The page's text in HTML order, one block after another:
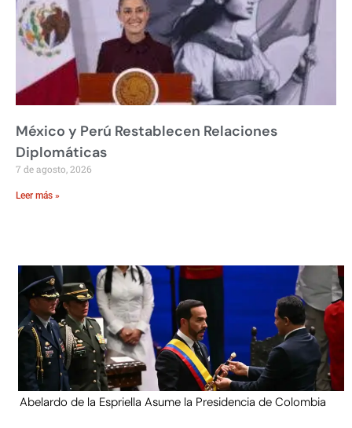
México y Perú Restablecen Relaciones
Diplomáticas
7 de agosto, 2026
Leer más »
Abelardo de la Espriella Asume la Presidencia de Colombia